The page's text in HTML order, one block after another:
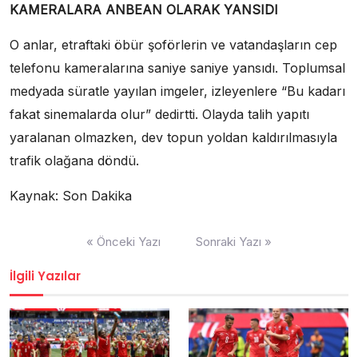
KAMERALARA ANBEAN OLARAK YANSIDI
O anlar, etraftaki öbür şoförlerin ve vatandaşların cep
telefonu kameralarına saniye saniye yansıdı. Toplumsal
medyada süratle yayılan imgeler, izleyenlere “Bu kadarı
fakat sinemalarda olur” dedirtti. Olayda talih yapıtı
yaralanan olmazken, dev topun yoldan kaldırılmasıyla
trafik olağana döndü.
Kaynak: Son Dakika
« Önceki Yazı Sonraki Yazı »
İlgili Yazılar